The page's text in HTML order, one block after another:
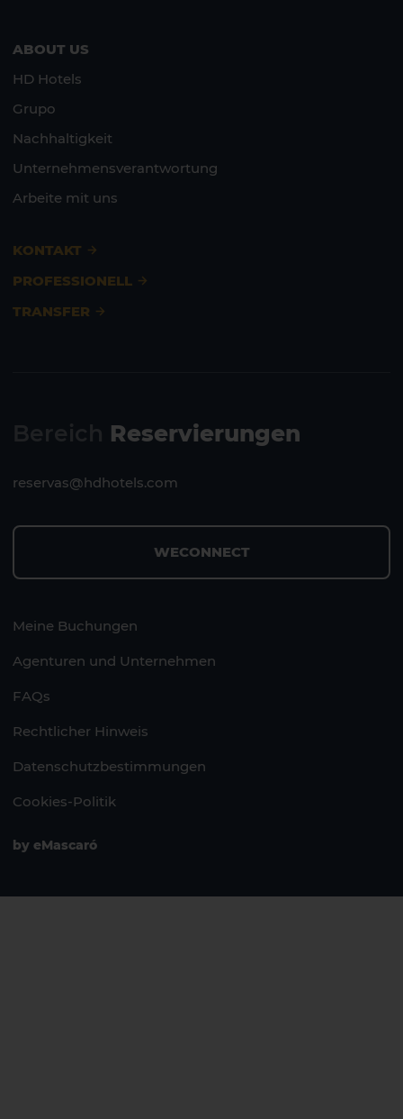
ABOUT US
HD Hotels
Grupo
Nachhaltigkeit
Unternehmensverantwortung
Arbeite mit uns
KONTAKT
PROFESSIONELL
TRANSFER
Reservierungen
reservas@hdhotels.com
WECONNECT
Meine Buchungen
Agenturen und Unternehmen
FAQs
Rechtlicher Hinweis
Datenschutzbestimmungen
Cookies-Politik
by eMascaró